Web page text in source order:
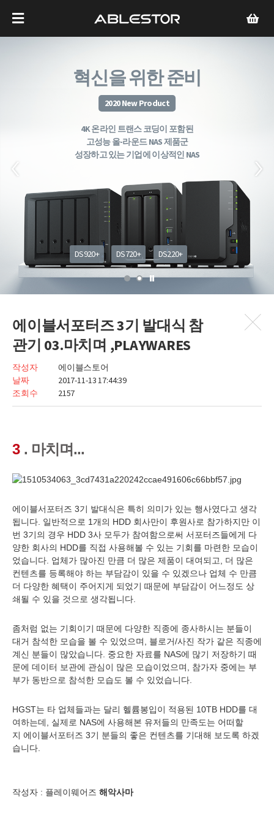
혁신을 위한 준비
2020 New Product
4K 온라인 트랜스 코딩이 포함된
고성능 올-라운드 NAS 제품군
성장하고 있는 기업에 이상적인 NAS
DS920+ DS720+ DS220+
에이블서포터즈 3기 발대식 참
관기 03.마치며 ,PLAYWARES
작성자
에이블스토어
날짜
2017-11-13 17:44:39
조회수
2157
3. 마치며...
에이블서포터즈 3기 발대식은 특히 의미가 있는 행사였다고 생각
됩니다. 일반적으로 1개의 HDD 회사만이 후원사로 참가하지만 이
번 3기의 경우 HDD 3사 모두가 참여함으로써 서포터즈들에게 다
양한 회사의 HDD를 직접 사용해볼 수 있는 기회를 마련한 모습이
었습니다. 업체가 많아진 만큼 더 많은 제품이 대여되고, 더 많은
컨텐츠를 등록해야 하는 부담감이 있을 수 있겠으나 업체 수 만큼
더 다양한 혜택이 주어지게 되었기 때문에 부담감이 어느정도 상
쇄될 수 있을 것으로 생각됩니다.
좀처럼 없는 기회이기 때문에 다양한 직종에 종사하시는 분들이
대거 참석한 모습을 볼 수 있었으며, 블로거/사진 작가 같은 직종에
계신 분들이 많았습니다. 중요한 자료를 NAS에 많기 저장하기 때
문에 데이터 보관에 관심이 많은 모습이었으며, 참가자 중에는 부
부가 동반으로 참석한 모습도 볼 수 있었습니다.
HGST는 타 업체들과는 달리 헬륨봉입이 적용된 10TB HDD를 대
여하는데, 실제로 NAS에 사용해본 유저들의 만족도는 어떠할
지 에이블서포터즈 3기 분들의 좋은 컨텐츠를 기대해 보도록 하겠
습니다.
작성자 : 플레이웨어즈 해악사마